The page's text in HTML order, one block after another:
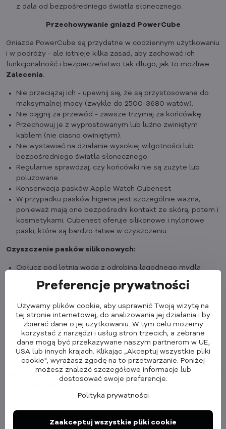
z dala od bezpośredniego światła słonecznego.
Przechowywanie gniazd PowerCube
Gniazda PowerCube są przydatne w codziennym użytkowaniu
i w podróży - ale istnieje kilka zasad, aby zachować ich
funkcjonalność i bezpieczeństwo tak długo, jak to możliwe.
Zalecenia:
Nie przeciążaj ich - upewnij się, że są przystosowane do
maksymalnej mocy (zwykle do 2500-3680 watów).
Nie ciągnij za przewód - zawsze trzymaj za końcówkę.
Przechowuj je z wyprostowanym lub luźno zwiniętym
kablem (nie ciasno owiniętym).
Nie wystawiać na działanie wysokiej wilgotności lub
bezpośredniego światła słonecznego.
Regularnie sprawdzaj, czy końcówki nie są zużyte lub
poluzowane
Konserwacja pasków Apple Watch Cubenest
W przypadku pasków higiena jest szczególnie ważna,
ponieważ mają one bezpośredni kontakt ze skórą, potem i
kosmetykami. Cubenest oferuje silikonowe i nylonowe
paski, które są bardzo łatwe w czyszczeniu.
Czyszczenie pasków silikonowych:
Opłucz pod letnią wodą z odrobiną łagodnego mydła
Czyścić miękką szczoteczką lub palcami
Pozostawić do wyschnięcia na powietrzu (nie na grzejniku
Czyszczenie pasków nylonowych:
Zaleca się pranie ręczne w wodzie z mydłem
Myć delikatnie, nie wykręcać na siłę.
Pozostawić do wyschnięcia na płasko
Nasze paski nie zawierają PFAS, dzięki czemu są bardziej
Produkty Cubenest zostały zaprojektowane z myślą o
Preferencje prywatności
Używamy plików cookie, aby usprawnić Twoją wizytę na
tej stronie internetowej, do analizowania jej działania i by
zbierać dane o jej użytkowaniu. W tym celu możemy
korzystać z narzędzi i usług stron trzecich, a zebrane
dane mogą być przekazywane naszym partnerom w UE,
USA lub innych krajach. Klikając „Akceptuj wszystkie pliki
cookie", wyrażasz zgodę na to przetwarzanie. Poniżej
możesz znaleźć szczegółowe informacje lub
dostosować swoje preferencje.
Polityka prywatności
Zaakceptuj wszystkie pliki cookie